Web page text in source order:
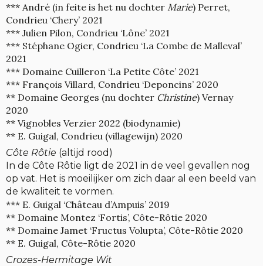
*** André (in feite is het nu dochter Marie) Perret,
Condrieu ‘Chery’ 2021
*** Julien Pilon, Condrieu ‘Lône’ 2021
*** Stéphane Ogier, Condrieu ‘La Combe de Malleval’
2021
*** Domaine Cuilleron ‘La Petite Côte’ 2021
*** François Villard, Condrieu ‘Deponcins’ 2020
** Domaine Georges (nu dochter Christine) Vernay
2020
** Vignobles Verzier 2022 (biodynamie)
** E. Guigal, Condrieu (villagewijn) 2020
Côte Rôtie (altijd rood)
In de Côte Rôtie ligt de 2021 in de veel gevallen nog
op vat. Het is moeilijker om zich daar al een beeld van
de kwaliteit te vormen.
*** E. Guigal ‘Château d’Ampuis’ 2019
** Domaine Montez ‘Fortis’, Côte-Rôtie 2020
** Domaine Jamet ‘Fructus Volupta’, Côte-Rôtie 2020
** E. Guigal, Côte-Rôtie 2020
Crozes-Hermitage Wit